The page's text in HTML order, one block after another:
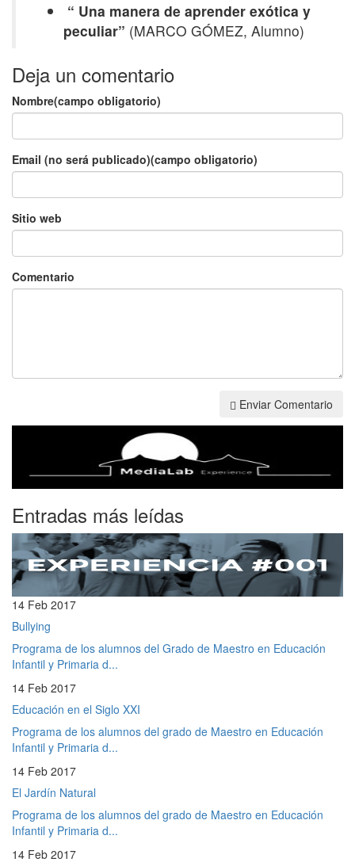
“ Una manera de aprender exótica y
peculiar” (MARCO GÓMEZ, Alumno)
Deja un comentario
Nombre(campo obligatorio)
Email (no será publicado)(campo obligatorio)
Sitio web
Comentario
Enviar Comentario
Entradas más leídas
14 Feb 2017
Bullying
Programa de los alumnos del Grado de Maestro en Educación
Infantil y Primaria d...
14 Feb 2017
Educación en el Siglo XXI
Programa de los alumnos del grado de Maestro en Educación
Infantil y Primaria d...
14 Feb 2017
El Jardín Natural
Programa de los alumnos del grado de Maestro en Educación
Infantil y Primaria d...
14 Feb 2017